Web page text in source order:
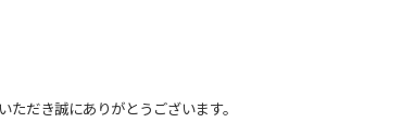
ただき誠にありがとうございます。